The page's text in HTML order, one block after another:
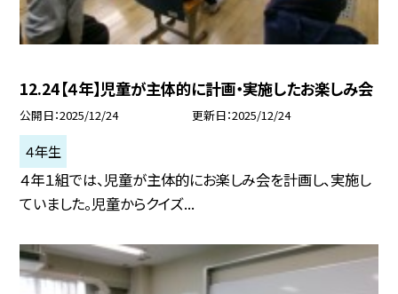
12.24【４年】児童が主体的に計画・実施したお楽しみ会
公開日 2025/12/24 更新日 2025/12/24
４年生
４年１組では、児童が主体的にお楽しみ会を計画し、実施し
ていました。児童からクイズ...